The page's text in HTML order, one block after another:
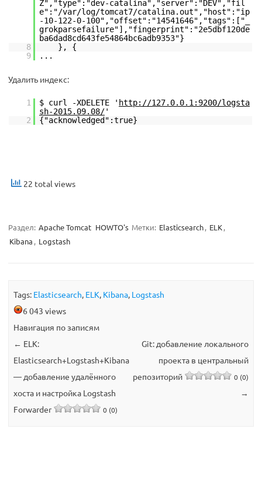
Z","type":"dev-catalina","server":"DEV","fil
e":"/var/log/tomcat7/catalina.out","host":"ip
-10-122-0-100","offset":"14541646","tags":["_
grokparsefailure"],"fingerprint":"2e5dbf120de
ba6dad8cd643fe54864bc6adb9353"}
8
}, {
9
...
Удалить индекс:
1 $ curl -XDELETE ' http://127.0.0.1:9200/logsta
sh-2015.09.08/'
2
{"acknowledged":true}
22 total views
Раздел: Apache Tomcat HOWTO's Метки: Elasticsearch, ELK,
Kibana , Logstash
Tags: Elasticsearch, ELK, Kibana, Logstash
6 043 views
Навигация по записям
← ELK:
Elasticsearch+Logstash+Kibana
— добавление удалённого
хоста и настройка Logstash
Forwarder
0 (0)
Git: добавление локального
проекта в центральный
репозиторий
0 (0)
→